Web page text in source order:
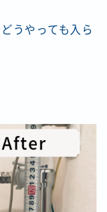
うやっても入ら